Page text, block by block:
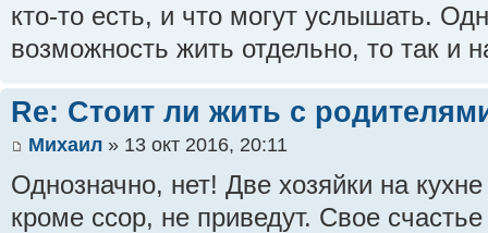
кто-то есть, и что могут услышать.
возможность жить отдельно, то так и
Re: Стоит ли жить с
Михаил » 13 окт 2016, 20:11
Однозначно, нет! Две хозяйки на
кроме ссор, не приведут. Свое